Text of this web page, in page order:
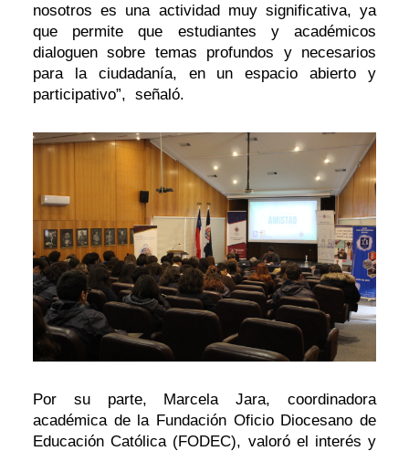
nosotros es una actividad muy significativa, ya
que permite que estudiantes y académicos
dialoguen sobre temas profundos y necesarios
para la ciudadanía, en un espacio abierto y
participativo”, señaló.
Por su parte, Marcela Jara, coordinadora
académica de la Fundación Oficio Diocesano de
Educación Católica (FODEC), valoró el interés y